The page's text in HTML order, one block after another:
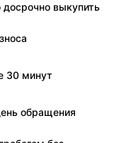
выкупить
30 минут
обращения